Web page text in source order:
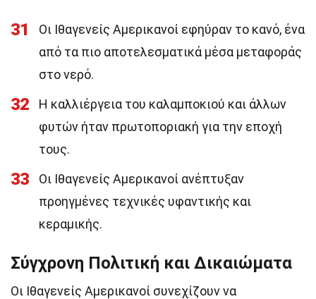
31
Οι Ιθαγενείς Αμερικανοί εφηύραν το κανό, ένα
από τα πιο αποτελεσματικά μέσα μεταφοράς
στο νερό.
32
Η καλλιέργεια του καλαμποκιού και άλλων
φυτών ήταν πρωτοποριακή για την εποχή
τους.
33
Οι Ιθαγενείς Αμερικανοί ανέπτυξαν
προηγμένες τεχνικές υφαντικής και
κεραμικής.
Σύγχρονη Πολιτική και Δικαιώματα
Οι Ιθαγενείς Αμερικανοί συνεχίζουν να